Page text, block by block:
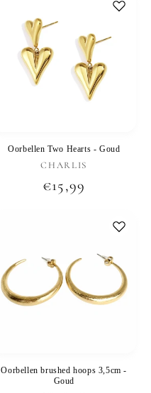
Oorbellen Two Hearts - Goud
Verkoper:
CHARLIS
Normale
€15,99
Oorbellen brushed hoops 3,5cm -
Goud